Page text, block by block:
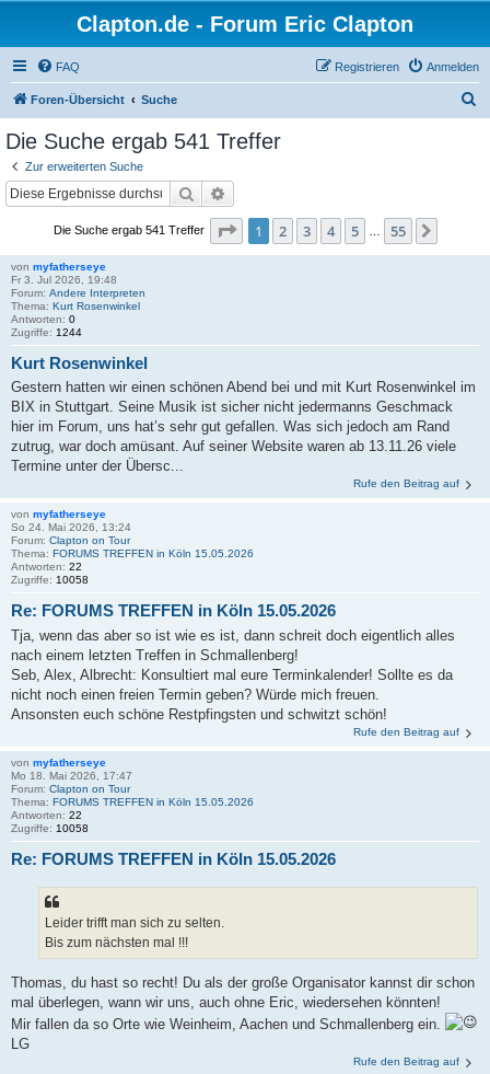
Clapton.de - Forum Eric Clapton
FAQ Anmelden
Registrieren
Foren-Übersicht Suche
Die Suche ergab 541 Treffer
Zur erweiterten Suche
Suche
Die Suche ergab 541 Treffer Seite 1von 55
1 2 3 4 5 55
von myfatherseye
Fr 3. Jul 2026, 19:48
Forum: Andere Interpreten
Thema: Kurt Rosenwinkel
Antworten: 0
Zugriffe: 1244
Kurt Rosenwinkel
Gestern hatten wir einen schönen Abend bei und mit Kurt Rosenwinkel im
BIX in Stuttgart. Seine Musik ist sicher nicht jedermanns Geschmack
hier im Forum, uns hat’s sehr gut gefallen. Was sich jedoch am Rand
zutrug, war doch amüsant. Auf seiner Website waren ab 13.11.26 viele
Termine unter der Übersc...
Rufe den Beitrag auf
von myfatherseye
So 24. Mai 2026, 13:24
Forum: Clapton on Tour
Thema: FORUMS TREFFEN in Köln 15.05.2026
Antworten: 22
Zugriffe: 10058
Re: FORUMS TREFFEN in Köln 15.05.2026
Tja, wenn das aber so ist wie es ist, dann schreit doch eigentlich alles
nach einem letzten Treffen in Schmallenberg!
Seb, Alex, Albrecht: Konsultiert mal eure Terminkalender! Sollte es da
nicht noch einen freien Termin geben? Würde mich freuen.
Ansonsten euch schöne Restpfingsten und schwitzt schön!
Rufe den Beitrag auf
von myfatherseye
Mo 18. Mai 2026, 17:47
Forum: Clapton on Tour
Thema: FORUMS TREFFEN in Köln 15.05.2026
Antworten: 22
Zugriffe: 10058
Re: FORUMS TREFFEN in Köln 15.05.2026
Leider trifft man sich zu selten.
Bis zum nächsten mal !!!
Thomas, du hast so recht! Du als der große Organisator kannst dir schon
mal überlegen, wann wir uns, auch ohne Eric, wiedersehen könnten!
Mir fallen da so Orte wie Weinheim, Aachen und Schmallenberg ein.
LG
Rufe den Beitrag auf